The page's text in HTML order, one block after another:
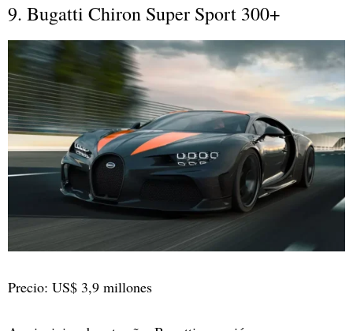
9. Bugatti Chiron Super Sport 300+
Precio: US$ 3,9 millones